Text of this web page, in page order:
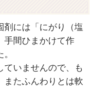
剤には「にがり（塩
手間ひまかけて作
ていませんので、も
またふんわりとは軟